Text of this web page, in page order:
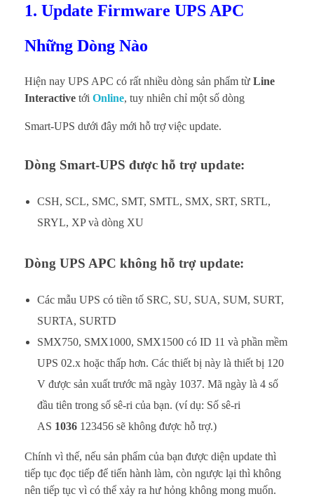
1. Update Firmware UPS APC
Những Dòng Nào
Hiện nay UPS APC có rất nhiều dòng sản phẩm từ Line
Interactive tới Online, tuy nhiên chỉ một số dòng
Smart-UPS dưới đây mới hỗ trợ việc update.
Dòng Smart-UPS được hỗ trợ update:
CSH, SCL, SMC, SMT, SMTL, SMX, SRT, SRTL,
SRYL, XP và dòng XU
Dòng UPS APC không hỗ trợ update:
Các mẫu UPS có tiền tố SRC, SU, SUA, SUM, SURT,
SURTA, SURTD
SMX750, SMX1000, SMX1500 có ID 11 và phần mềm
UPS 02.x hoặc thấp hơn. Các thiết bị này là thiết bị 120
V được sản xuất trước mã ngày 1037. Mã ngày là 4 số
đầu tiên trong số sê-ri của bạn. (ví dụ: Số sê-ri
AS 1036123456 sẽ không được hỗ trợ.)
Chính vì thế, nếu sản phẩm của bạn được diện update thì
tiếp tục đọc tiếp để tiến hành làm, còn ngược lại thì không
nên tiếp tục vì có thể xảy ra hư hỏng không mong muốn.